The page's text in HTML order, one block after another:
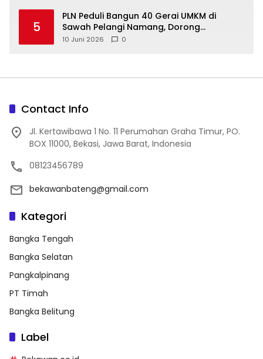
5
‎PLN Peduli Bangun 40 Gerai UMKM di
Sawah Pelangi Namang, Dorong
10 Juni 2026 0
Contact Info
Jl. Kertawibawa 1 No. 11 Perumahan Graha Timur, PO.
BOX 11000, Bekasi, Jawa Barat, Indonesia
08123456789
bekawanbateng@gmail.com
Kategori
Bangka Tengah
Bangka Selatan
Pangkalpinang
PT Timah
Bangka Belitung
Label